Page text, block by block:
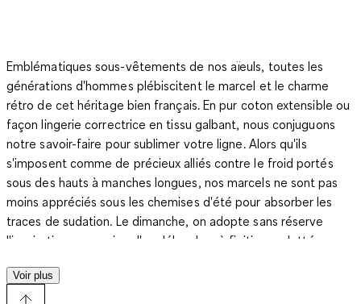
Emblématiques sous-vêtements de nos aïeuls, toutes les
générations d'hommes plébiscitent le marcel et le charme
rétro de cet héritage bien français. En pur coton extensible ou
façon lingerie correctrice en tissu galbant, nous conjuguons
notre savoir-faire pour sublimer votre ligne. Alors qu'ils
s'imposent comme de précieux alliés contre le froid portés
sous des hauts à manches longues, nos marcels ne sont pas
moins appréciés sous les chemises d'été pour absorber les
traces de sudation. Le dimanche, on adopte sans réserve
l'inspiration cocooning d'un débardeur à finition roulottée sur
paire de sneakers en toile. À l'heure de la balade, il vous suffira
de passer sur cette silhouette une doudoune matelassée ou
Voir plus